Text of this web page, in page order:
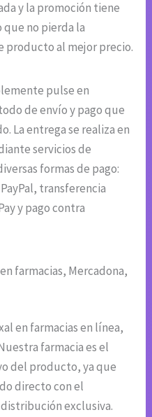
y la promoción tiene
no pierda la
al mejor precio.
pulse en
de envío y pago que
La entrega se realiza en
servicios de
formas de pago:
transferencia
y pago contra
farmacias, Mercadona,
en farmacias en línea,
farmacia es el
del producto, ya que
directo con el
exclusiva.